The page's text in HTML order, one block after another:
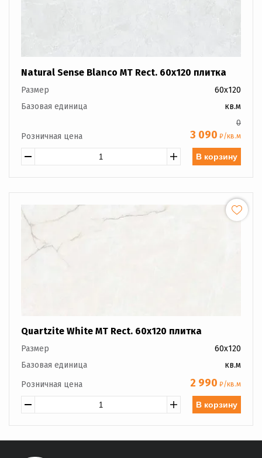
Natural Sense Blanco MT Rect. 60x120 плитка
Размер
60x120
Базовая единица
кв.м
Розничная цена
0
3 090 ₽/кв.м
В корзину
Quartzite White MT Rect. 60x120 плитка
Размер
60x120
Базовая единица
кв.м
Розничная цена
2 990 ₽/кв.м
В корзину